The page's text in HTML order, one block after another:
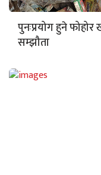
पुनःप्रयोग हुने
सम्झौता